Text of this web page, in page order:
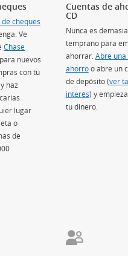
cheques
Ve
Chase
(Se abre en superposición)
para nuevos
con tu
haz
lugar
o
de
Cuentas de
CD
Nunca es
temprano para
ahorrar. Abre una
ahorroo abre un
de depósito (ver
interés) y
tu dinero.